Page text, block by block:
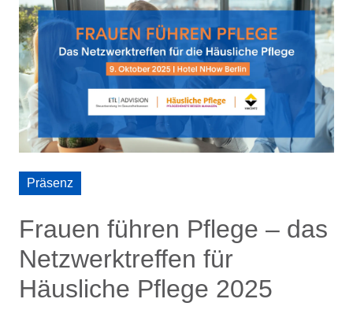
Präsenz
Frauen führen Pflege – das
Netzwerktreffen für
Häusliche Pflege 2025